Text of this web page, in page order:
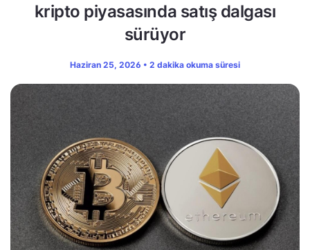
kripto piyasasında satış dalgası
sürüyor
Haziran 25, 2026 • 2 dakika okuma süresi